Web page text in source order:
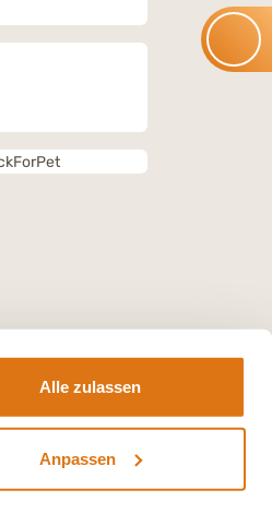
Alle zulassen
Anpassen